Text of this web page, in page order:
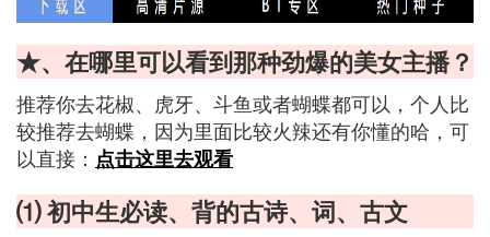
★、在哪里可以看到那种劲爆的美女主播？
推荐你去花椒、虎牙、斗鱼或者蝴蝶都可以，个人比
较推荐去蝴蝶，因为里面比较火辣还有你懂的哈，可
以直接： 点击这里去观看
⑴ 初中生必读、背的古诗、词、古文